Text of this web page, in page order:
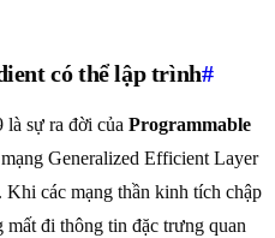
có thể lập trình#
sự ra đời của Programmable
Generalized Efficient Layer
các mạng thần kinh tích chập
mất đi thông tin đặc trưng quan